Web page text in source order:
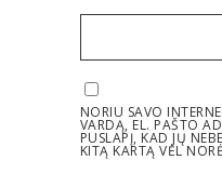
NORIU SAVO
VARDĄ, EL. PAŠTO
PUSLAPĮ, KAD JŲ
KITĄ KARTĄ VĖL